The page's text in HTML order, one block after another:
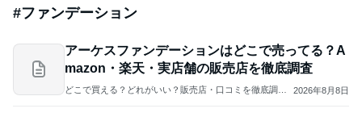
#ファンデーション
アーケスファンデーションはどこで売ってる？A
mazon・楽天・実店舗の販売店を徹底調査
どこで買える？どれがいい？販売店・口コミを徹底調査
2026年8月8日